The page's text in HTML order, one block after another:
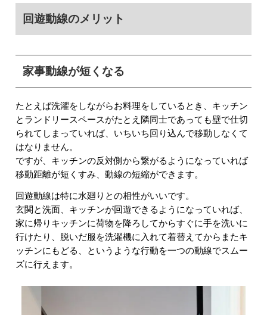
回遊動線のメリット
家事動線が短くなる
たとえば洗濯をしながらお料理をしているとき、キッチン
とランドリースペースがたとえ隣同士であっても壁で仕切
られてしまっていれば、いちいち回り込んで移動しなくて
はなりません。
ですが、キッチンの反対側から繋がるようになっていれば
移動距離が短くすみ、動線の短縮ができます。
回遊動線は特に水廻りとの相性がいいです。
玄関と洗面、キッチンが回遊できるようになっていれば、
家に帰りキッチンに荷物を降ろしてからすぐに手を洗いに
行けたり、脱いだ服を洗濯機に入れて着替えてからまたキ
ッチンにもどる、というような行動を一つの動線でスムー
ズに行えます。